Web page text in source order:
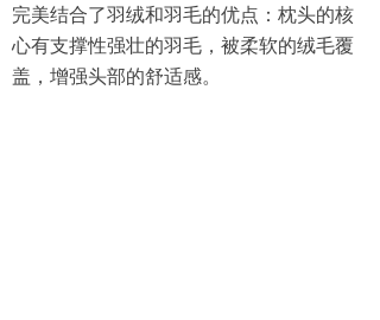
完美结合了羽绒和羽毛的优点：枕头的核
心有支撑性强壮的羽毛，被柔软的绒毛覆
盖，增强头部的舒适感。